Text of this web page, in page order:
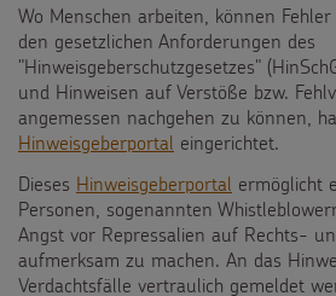
Tipps und Anregungen
Hintergründe und
Sternsingermobil
Fotoausstellung
Umwelt
Bildung
Gesundheit
Kinderrechte
Flucht
Für Schulen
Für die Kita
Für die Pfarrgemeinde
Martinsaktion
Weltmissionstag der Kinder
SPENDEN
Pate werden
Sternsinger-Spendenaktionen
Spendenformular
Spendendose
FÜR KINDER
Die Sternsinger auf
Backen und Basteln
Über uns
Wo Menschen arbeiten, können
den gesetzlichen Anforderungen des
"Hinweisgeberschutzgesetzes"
und Hinweisen auf Verstöße bzw.
angemessen nachgehen zu können,
Hinweisgeberportal eingerichtet.
Dieses Hinweisgeberportal ermöglicht
Personen, sogenannten
Angst vor Repressalien auf Rechts-
aufmerksam zu machen. An das
Verdachtsfälle vertraulich gemeldet